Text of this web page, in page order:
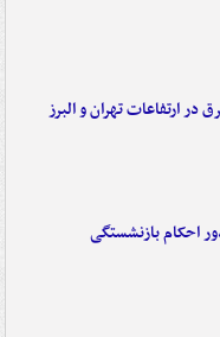
در ارتفاعات تهران و البرز
احکام بازنشستگی